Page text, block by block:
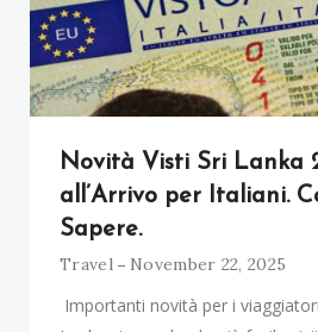
Novità Visti Sri Lanka
all’Arrivo per Italiani.
Sapere.
Travel November 22, 2025
Importanti novità per i